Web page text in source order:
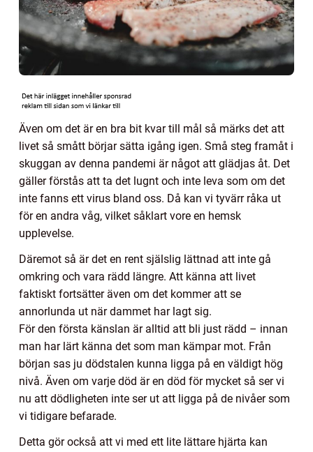
Även om det är en bra bit kvar till mål så märks det att
livet så smått börjar sätta igång igen. Små steg framåt i
skuggan av denna pandemi är något att glädjas åt. Det
gäller förstås att ta det lugnt och inte leva som om det
inte fanns ett virus bland oss. Då kan vi tyvärr råka ut
för en andra våg, vilket såklart vore en hemsk
upplevelse.
Däremot så är det en rent själslig lättnad att inte gå
omkring och vara rädd längre. Att känna att livet
faktiskt fortsätter även om det kommer att se
annorlunda ut när dammet har lagt sig.
För den första känslan är alltid att bli just rädd – innan
man har lärt känna det som man kämpar mot. Från
början sas ju dödstalen kunna ligga på en väldigt hög
nivå. Även om varje död är en död för mycket så ser vi
nu att dödligheten inte ser ut att ligga på de nivåer som
vi tidigare befarade.
Detta gör också att vi med ett lite lättare hjärta kan